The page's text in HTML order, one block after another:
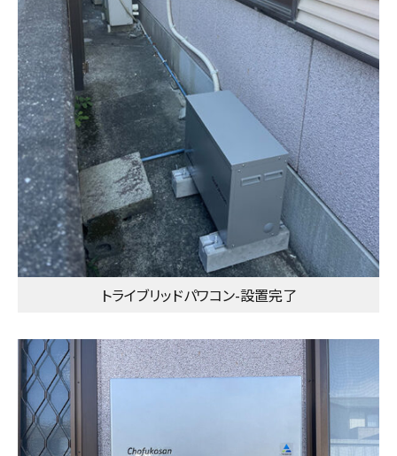
トライブリッドパワコン-設置完了